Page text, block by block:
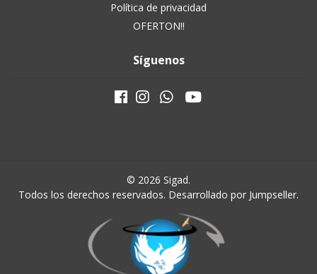
Política de privacidad
OFERTON!!
Síguenos
© 2026 Sigad.
Todos los derechos reservados. Desarrollado por Jumpseller.